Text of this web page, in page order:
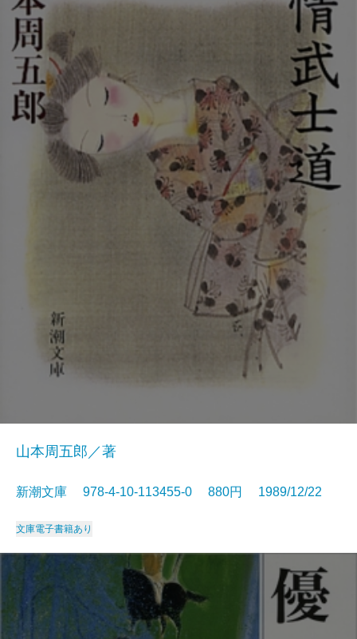
山本周五郎／著
新潮文庫 978-4-10-113455-0 880円 1989/12/22
文庫電子書籍あり